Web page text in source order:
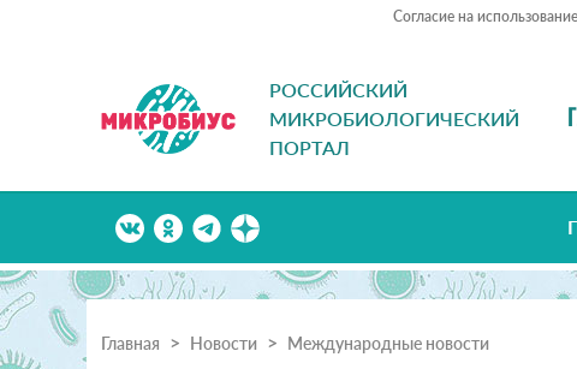
Согласие на
РОССИЙСКИЙ
МИКРОБИОЛОГИЧЕСКИЙ
ПОРТАЛ
Главная Новости Международные новости